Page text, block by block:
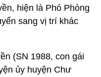
hiện là Phó Phòng
sang vị trí khác
(SN 1988, con gái
ủy huyện Chư